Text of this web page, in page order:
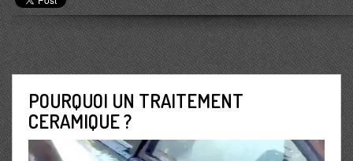
POURQUOI UN TRAITEMENT
CERAMIQUE ?
Lecteur